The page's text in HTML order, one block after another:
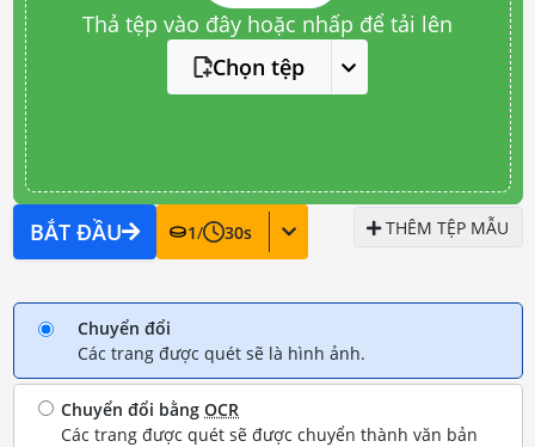
Thả tệp vào đây hoặc nhấp để tải lên
Chọn tệp
BẮT ĐẦU 1/ 30s THÊM TỆP MẪU
Chuyển đổi
Các trang được quét sẽ là hình ảnh.
Chuyển đổi bằngOCR
Các trang được quét sẽ được chuyển thành văn bản